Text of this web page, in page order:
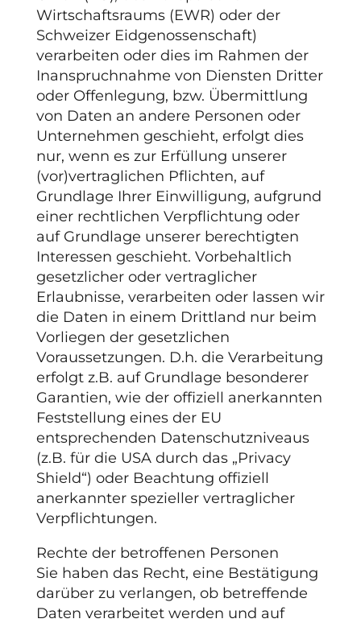
Wirtschaftsraums (EWR) oder der
Schweizer Eidgenossenschaft)
verarbeiten oder dies im Rahmen der
Inanspruchnahme von Diensten Dritter
oder Offenlegung, bzw. Übermittlung
von Daten an andere Personen oder
Unternehmen geschieht, erfolgt dies
nur, wenn es zur Erfüllung unserer
(vor)vertraglichen Pflichten, auf
Grundlage Ihrer Einwilligung, aufgrund
einer rechtlichen Verpflichtung oder
auf Grundlage unserer berechtigten
Interessen geschieht. Vorbehaltlich
gesetzlicher oder vertraglicher
Erlaubnisse, verarbeiten oder lassen wir
die Daten in einem Drittland nur beim
Vorliegen der gesetzlichen
Voraussetzungen. D.h. die Verarbeitung
erfolgt z.B. auf Grundlage besonderer
Garantien, wie der offiziell anerkannten
Feststellung eines der EU
entsprechenden Datenschutzniveaus
(z.B. für die USA durch das „Privacy
Shield“) oder Beachtung offiziell
anerkannter spezieller vertraglicher
Verpflichtungen.
Rechte der betroffenen Personen
Sie haben das Recht, eine Bestätigung
darüber zu verlangen, ob betreffende
Daten verarbeitet werden und auf